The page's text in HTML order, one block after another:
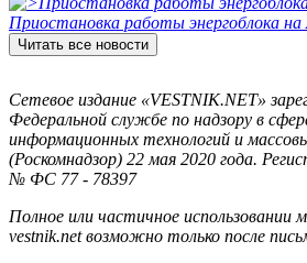
Приостановка работы энергоблока
Читать все новости
Сетевое издание «VESTNIK.NET»
Федеральной службе по надзору в
информационных технологий и
(Роскомнадзор) 22 мая 2020 года.
№ ФС 77 - 78397
Полное или частичное использовании
vestnik.net возможно только после